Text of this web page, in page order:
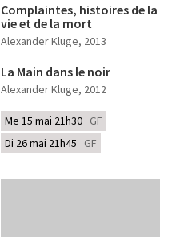
Complaintes, histoires de la
vie et de la mort
Alexander Kluge, 2013
La Main dans le noir
Alexander Kluge, 2012
Me 15 mai 21h30 GF
Di 26 mai 21h45 GF